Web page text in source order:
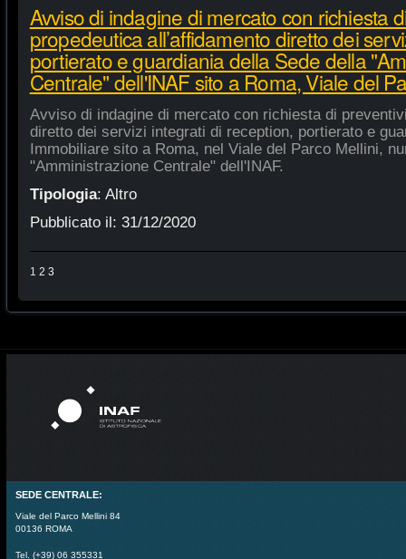
Avviso di indagine di mercato con richiesta
propedeutica all’affidamento diretto dei
portierato e guardiania della Sede della
Centrale" dell'INAF sito a Roma, Viale del
Avviso di indagine di mercato con richiesta di
diretto dei servizi integrati di reception, portierato e
Immobiliare sito a Roma, nel Viale del Parco Mellini,
"Amministrazione Centrale" dell'INAF.
Tipologia: Altro
Pubblicato il: 31/12/2020
1 2 3
SEDE CENTRALE:
Viale del Parco Mellini 84
00136 ROMA
Tel. (+39) 06 355331